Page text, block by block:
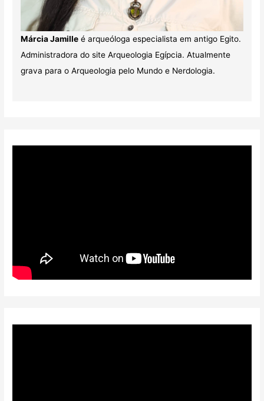
Márcia Jamilleé arqueóloga especialista em antigo Egito.
Administradora do site Arqueologia Egípcia. Atualmente
grava para o Arqueologia pelo Mundo e Nerdologia.